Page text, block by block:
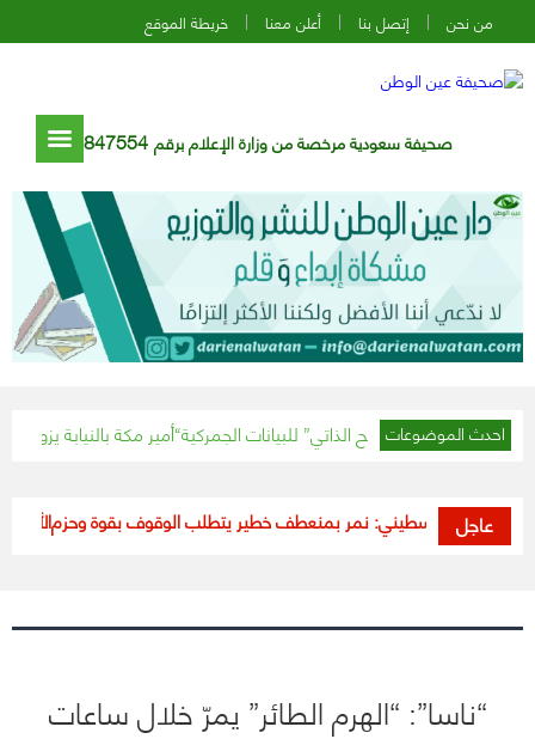
من نحن إتصل بنا أعلن معنا خريطة الموقع
صحيفة سعودية مرخصة من وزارة الإعلام برقم 847554
احدث الموضوعات
مبادرة “التصحيح الذاتي” للبيانات الجمركية أمير مكة بالنيابة يزور مدرسة
عاجل
الفلسطيني: نمر بمنعطف خطير يتطلب الوقوف بقوة وحزمالأمم المتحدة: 115 مليون دولار مطلوبة لمساعدة 342 ألف
“ناسا”: “الهرم الطائر” يمرّ خلال ساعات